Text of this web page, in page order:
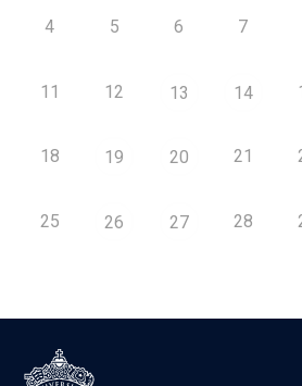
4 5 6 7
11 12 13 14
18 19 20 21
25 26 27 28